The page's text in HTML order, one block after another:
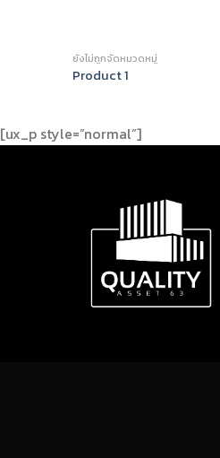
ยังไม่ถูกจัดหมวดหมู่
Product 1
[ux_p style=”normal”]